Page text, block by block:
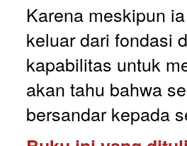
Karena meskipun
keluar dari fondasi
kapabilitas untuk
akan tahu bahwa
bersandar kepada